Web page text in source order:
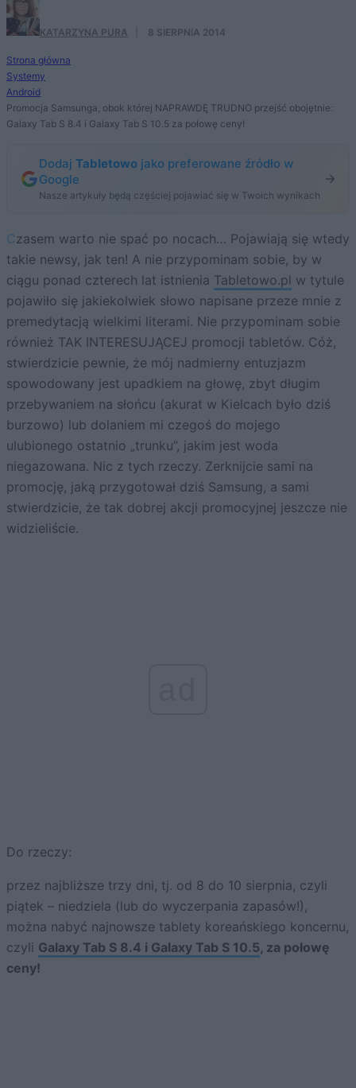
KATARZYNA PURA 8 SIERPNIA 2014
Strona główna
Systemy
Android
Promocja Samsunga, obok której NAPRAWDĘ TRUDNO przejść obojętnie:
Galaxy Tab S 8.4 i Galaxy Tab S 10.5 za połowę ceny!
Dodaj Tabletowo jako preferowane źródło w
Google
Nasze artykuły będą częściej pojawiać się w Twoich wynikach
Czasem warto nie spać po nocach… Pojawiają się wtedy
takie newsy, jak ten! A nie przypominam sobie, by w
ciągu ponad czterech lat istnienia Tabletowo.pl w tytule
pojawiło się jakiekolwiek słowo napisane przeze mnie z
premedytacją wielkimi literami. Nie przypominam sobie
również TAK INTERESUJĄCEJ promocji tabletów. Cóż,
stwierdzicie pewnie, że mój nadmierny entuzjazm
spowodowany jest upadkiem na głowę, zbyt długim
przebywaniem na słońcu (akurat w Kielcach było dziś
burzowo) lub dolaniem mi czegoś do mojego
ulubionego ostatnio „trunku”, jakim jest woda
niegazowana. Nic z tych rzeczy. Zerknijcie sami na
promocję, jaką przygotował dziś Samsung, a sami
stwierdzicie, że tak dobrej akcji promocyjnej jeszcze nie
widzieliście.
Do rzeczy:
przez najbliższe trzy dni, tj. od 8 do 10 sierpnia, czyli
piątek – niedziela (lub do wyczerpania zapasów!),
można nabyć najnowsze tablety koreańskiego koncernu,
czyli Galaxy Tab S 8.4 i Galaxy Tab S 10.5, za połowę
ceny!